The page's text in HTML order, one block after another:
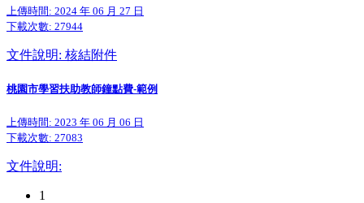
上傳時間: 2024 年 06 月 27 日
下載次數: 27944
文件說明: 核結附件
桃園市學習扶助教師鐘點費-範例
上傳時間: 2023 年 06 月 06 日
下載次數: 27083
文件說明:
1